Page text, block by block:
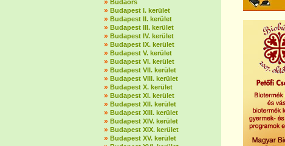
» Budaörs
» Budapest I. kerület
» Budapest II. kerület
» Budapest III. kerület
» Budapest IV. kerület
» Budapest IX. kerület
» Budapest V. kerület
» Budapest VI. kerület
» Budapest VII. kerület
» Budapest VIII. kerület
» Budapest X. kerület
» Budapest XI. kerület
» Budapest XII. kerület
» Budapest XIII. kerület
» Budapest XIV. kerület
» Budapest XIX. kerület
» Budapest XV. kerület